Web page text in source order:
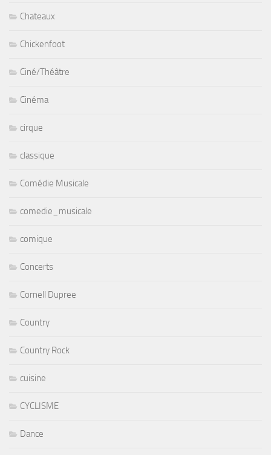
Chateaux
Chickenfoot
Ciné/Théâtre
Cinéma
cirque
classique
Comédie Musicale
comedie_musicale
comique
Concerts
Cornell Dupree
Country
Country Rock
cuisine
CYCLISME
Dance